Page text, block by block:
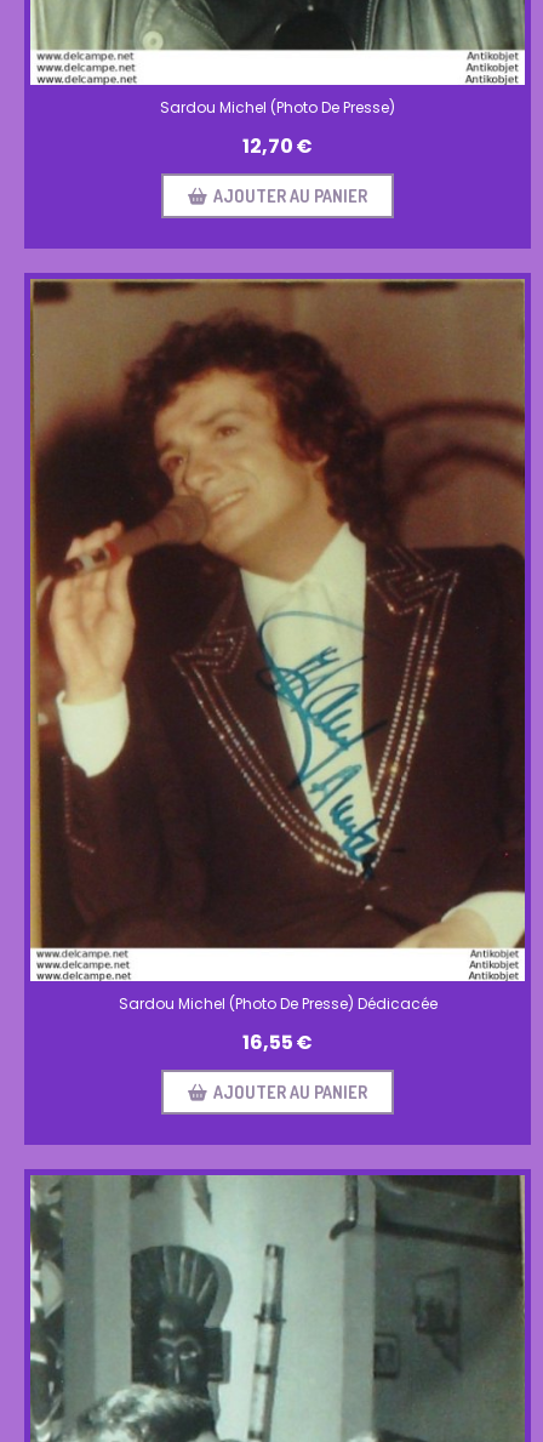
Sardou Michel (Photo De Presse)
12,70€
AJOUTER AU PANIER
Sardou Michel (Photo De Presse) Dédicacée
16,55€
AJOUTER AU PANIER